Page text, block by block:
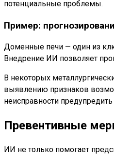
потенциальные проблемы.
Пример:
Доменные печи — один из
Внедрение ИИ позволяет
В некоторых
выявлению признаков
неисправности
Превентивные
ИИ не только помогает